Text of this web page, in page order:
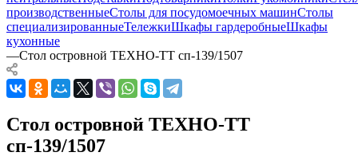
производственныеСтолы для посудомоечных машинСтолы
специализированныеТележкиШкафы гардеробныеШкафы
кухонные
—Стол островной ТЕХНО-ТТ сп-139/1507
Стол островной ТЕХНО-ТТ
сп-139/1507